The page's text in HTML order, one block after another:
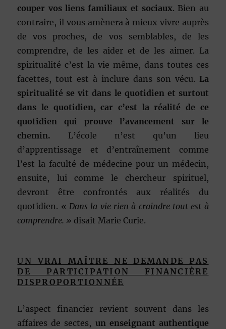
couper vos liens familiaux et sociaux. Bien au
contraire, il vous amènera à mieux vivre auprès
de vos proches, de vos semblables, de les
comprendre, de les aider et de les aimer. La
spiritualité c’est la vie même, dans toutes ces
facettes, tout est à inclure dans son vécu. La
spiritualité se vit dans le quotidien et surtout
dans le quotidien, car c’est la réalité de ce
quotidien qui prouve l’avancement sur le
chemin. L’école n’est qu’un lieu
d’apprentissage et d’entraînement comme
l’est la faculté de médecine pour un médecin,
ensuite, lui comme le chercheur spirituel,
devront être confrontés aux réalités du
quotidien. « Dans la vie rien à craindre tout est à
comprendre. » disait Marie Curie.
UN VRAI MAÎTRE NE DEMANDE PAS
DE PARTICIPATION FINANCIÈRE
DISPROPORTIONNÉE
L’aspect financier revient souvent dans les
affaires de sectes, un enseignant authentique